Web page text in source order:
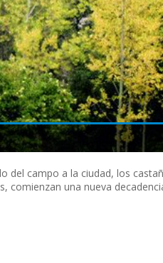
del campo a la ciudad, los
comienzan una nueva